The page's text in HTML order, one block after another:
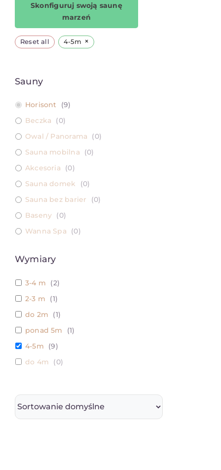
Skonfiguruj swoją saunę
marzeń
Reset all 4-5m ×
Sauny
Horisont (9)
Beczka
(0)
Owal / Panorama
(0)
Sauna mobilna
(0)
Akcesoria
(0)
Sauna domek
(0)
Sauna bez barier
(0)
Baseny (0)
Wanna Spa
(0)
Wymiary
3-4 m (2)
2-3 m
(1)
do 2m
(1)
ponad 5m
(1)
4-5m
(9)
do 4m
(0)